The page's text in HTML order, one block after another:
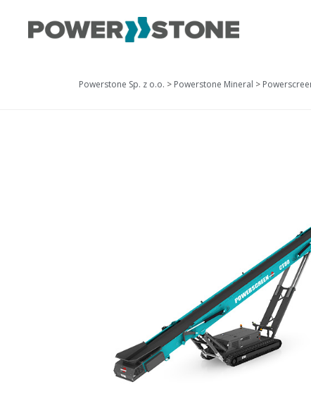
Powerstone Sp. z o.o. > Powerstone Mineral >